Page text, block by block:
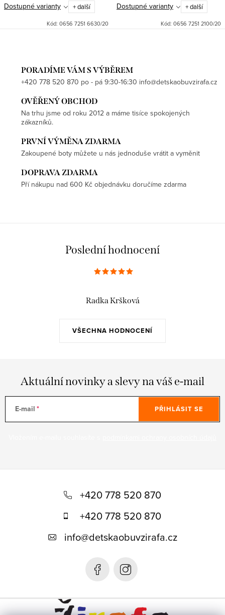
Dostupné varianty + další
Kód: 0656 7251 6630/20
Dostupné varianty + další
Kód: 0656 7251 2100/20
PORADÍME VÁM S VÝBĚREM
+420 778 520 870 po - pá 9:30-16:30 info@detskaobuvzirafa.cz
OVĚŘENÝ OBCHOD
Na trhu jsme od roku 2012 a máme tisíce spokojených
zákazníků.
PRVNÍ VÝMĚNA ZDARMA
Zakoupené boty můžete u nás jednoduše vrátit a vyměnit
DOPRAVA ZDARMA
Pří nákupu nad 600 Kč objednávku doručíme zdarma
Poslední hodnocení
VŠECHNA HODNOCENÍ
Radka Kršková
Aktuální novinky a slevy na váš e-mail
E-mail PŘIHLÁSIT SE
+420 778 520 870
+420 778 520 870
info@detskaobuvzirafa.cz